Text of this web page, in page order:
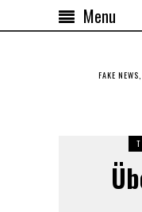
Menu
FAKE